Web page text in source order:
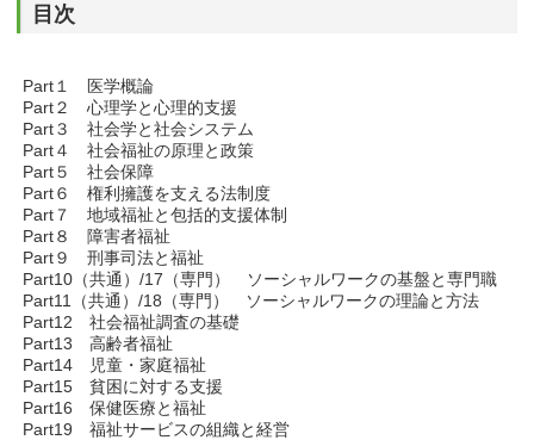
目次
Part１ 医学概論
Part２ 心理学と心理的支援
Part３ 社会学と社会システム
Part４ 社会福祉の原理と政策
Part５ 社会保障
Part６ 権利擁護を支える法制度
Part７ 地域福祉と包括的支援体制
Part８ 障害者福祉
Part９ 刑事司法と福祉
Part10（共通）/17（専門） ソーシャルワークの基盤と専門職
Part11（共通）/18（専門） ソーシャルワークの理論と方法
Part12 社会福祉調査の基礎
Part13 高齢者福祉
Part14 児童・家庭福祉
Part15 貧困に対する支援
Part16 保健医療と福祉
Part19 福祉サービスの組織と経営